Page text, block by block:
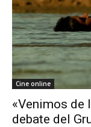
Cine online
«Venimos de
debate del